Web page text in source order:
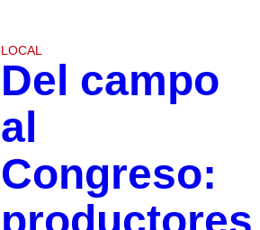
LOCAL
Del campo
al
Congreso:
productores